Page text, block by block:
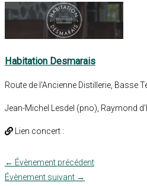
Habitation Desmarais
Route de l'Ancienne Distillerie, Basse
Jean-Michel Lesdel (pno), Raymond
Lien concert :
← Évènement précédent
Évènement suivant →